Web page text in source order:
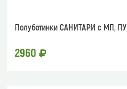
Полуботинки САНИТАРИ с МП, ПУ
2960